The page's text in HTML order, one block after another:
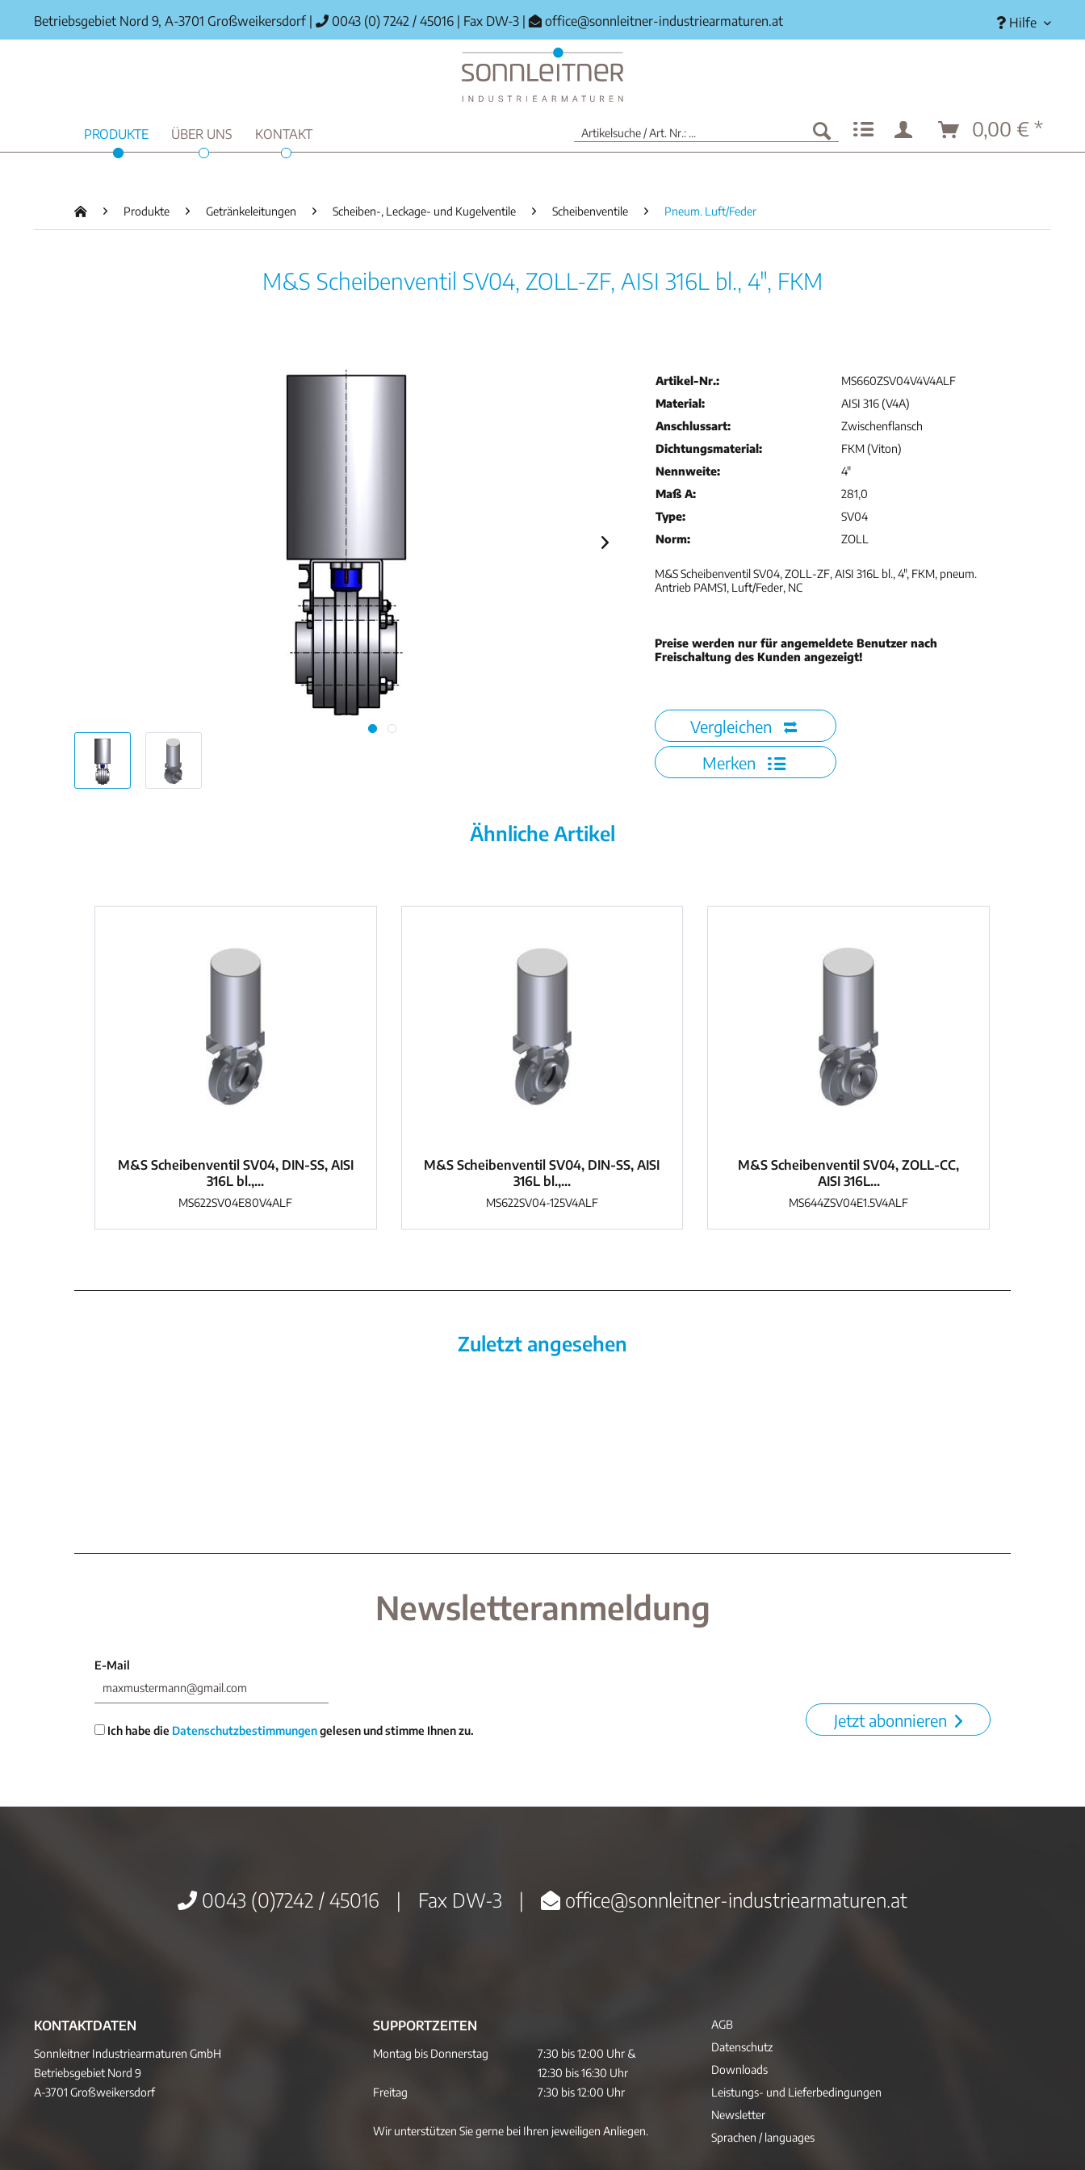
Betriebsgebiet Nord 9, A-3701 Großweikersdorf 0043 (0) 7242 / 45016 Fax DW-3 office@sonnleitner-industriearmaturen.at Hilfe
PRODUKTE ÜBER UNS KONTAKT 0,00 € *
Produkte Getränkeleitungen Scheiben-, Leckage- und Kugelventile Scheibenventile Pneum. Luft/Feder
M&S Scheibenventil SV04, ZOLL-ZF, AISI 316L bl., 4", FKM
Artikel-Nr.:
MS660ZSV04V4V4ALF
Material:
AISI 316 (V4A)
Anschlussart:
Zwischenflansch
Dichtungsmaterial:
FKM (Viton)
Nennweite:
4"
Maß A:
281,0
Type:
SV04
Norm:
ZOLL
M&S Scheibenventil SV04, ZOLL-ZF, AISI 316L bl., 4", FKM, pneum.
Antrieb PAMS1, Luft/Feder, NC
Preise werden nur für angemeldete Benutzer nach
Freischaltung des Kunden angezeigt!
Vergleichen
Merken
Ähnliche Artikel
M&S Scheibenventil SV04, DIN-SS, AISI
316L bl.,...
MS622SV04E80V4ALF
M&S Scheibenventil SV04, DIN-SS, AISI
316L bl.,...
MS622SV04-125V4ALF
M&S Scheibenventil SV04, ZOLL-CC,
AISI 316L...
MS644ZSV04E1.5V4ALF
Zuletzt angesehen
Newsletteranmeldung
E-Mail
Ich habe die Datenschutzbestimmungengelesen und stimme Ihnen zu.
Jetzt abonnieren
0043 (0)7242 / 45016 | Fax DW-3 | office@sonnleitner-industriearmaturen.at
KONTAKTDATEN
Sonnleitner Industriearmaturen GmbH
Betriebsgebiet Nord 9
A-3701 Großweikersdorf
SUPPORTZEITEN
Montag bis Donnerstag
7:30 bis 12:00 Uhr &
12:30 bis 16:30 Uhr
Freitag
7:30 bis 12:00 Uhr
Wir unterstützen Sie gerne bei Ihren jeweiligen Anliegen.
AGB
Datenschutz
Downloads
Leistungs- und Lieferbedingungen
Newsletter
Sprachen / languages